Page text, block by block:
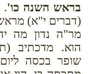
בראש השנה כו'.
(דברים י"א)
מר"ה נדון מה
הוא. מדכתיב
שופר בכסה